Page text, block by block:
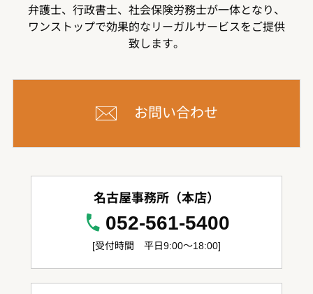
弁護士、行政書士、社会保険労務士が一体となり、
ワンストップで効果的なリーガルサービスをご提供
致します。
お問い合わせ
名古屋事務所（本店）
052-561-5400
[受付時間 平日9:00～18:00]